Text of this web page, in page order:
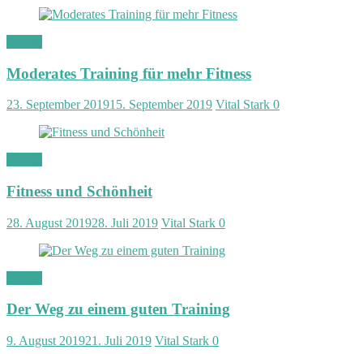
Moderates Training für mehr Fitness
23. September 201915. September 2019 Vital Stark 0
Fitness und Schönheit
28. August 201928. Juli 2019 Vital Stark 0
Der Weg zu einem guten Training
9. August 201921. Juli 2019 Vital Stark 0